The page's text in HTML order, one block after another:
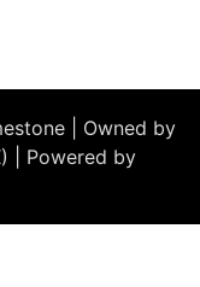
| Owned by
| Powered by